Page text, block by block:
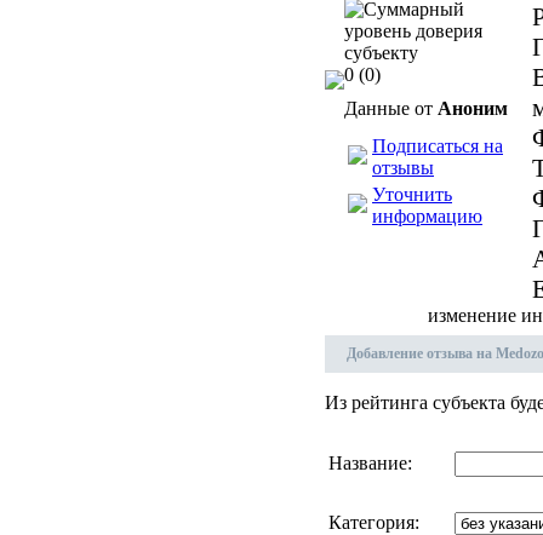
0 (0)
Данные от Аноним
Подписаться на
отзывы
Уточнить
информацию
изменение
Добавление отзыва на
Из рейтинга субъекта
Название:
Категория: